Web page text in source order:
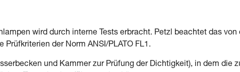
wird durch interne Tests erbracht. Petzl beachtet das von
der Norm ANSI/PLATO FL1.
und Kammer zur Prüfung der Dichtigkeit), in dem die